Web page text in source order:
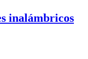
inalámbricos